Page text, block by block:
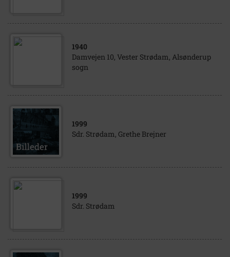
1940
Damvejen 10, Vester Strødam, Alsønderup
sogn
1999
Sdr. Strødam, Grethe Brejner
1999
Sdr. Strødam